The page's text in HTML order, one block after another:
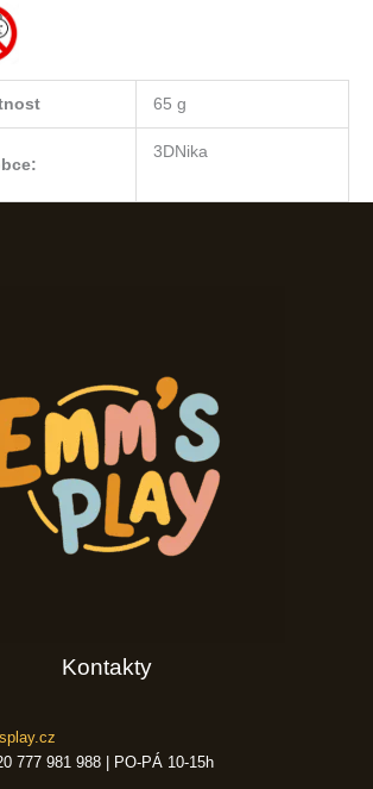
65 g
3DNika
Kontakty
777 981 988 | PO-PÁ 10-15h